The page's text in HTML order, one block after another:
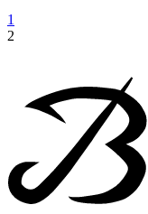
1
2